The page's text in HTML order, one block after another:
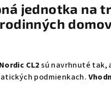
jednotka na
CL2sú navrhnuté tak,
podmienkach.